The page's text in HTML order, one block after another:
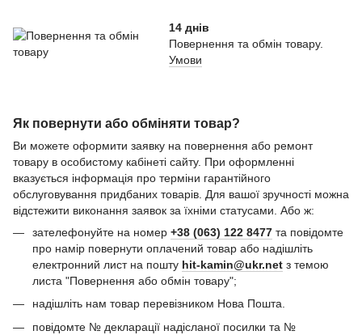
14 днів
Повернення та обмін товару.
Умови
Як повернути або обміняти товар?
Ви можете оформити заявку на повернення або ремонт
товару в особистому кабінеті сайту. При оформленні
вказується інформація про терміни гарантійного
обслуговування придбаних товарів. Для вашої зручності можна
відстежити виконання заявок за їхніми статусами. Або ж:
зателефонуйте на номер +38 (063) 122 8477 та повідомте
про намір повернути оплачений товар або надішліть
електронний лист на пошту hit-kamin@ukr.net з темою
листа "Повернення або обмін товару";
надішліть нам товар перевізником Нова Пошта.
повідомте № декларації надісланої посилки та №